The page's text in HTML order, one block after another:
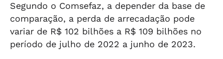
Segundo o Comsefaz, a depender da base de
comparação, a perda de arrecadação pode
variar de R$ 102 bilhões a R$ 109 bilhões no
período de julho de 2022 a junho de 2023.